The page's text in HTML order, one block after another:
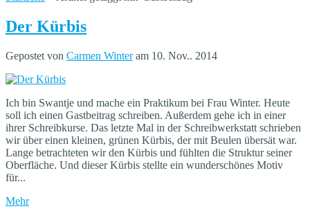
Der Kürbis
Gepostet von Carmen Winteram 10. Nov.. 2014
Ich bin Swantje und mache ein Praktikum bei Frau Winter. Heute
soll ich einen Gastbeitrag schreiben. Außerdem gehe ich in einer
ihrer Schreibkurse. Das letzte Mal in der Schreibwerkstatt schrieben
wir über einen kleinen, grünen Kürbis, der mit Beulen übersät war.
Lange betrachteten wir den Kürbis und fühlten die Struktur seiner
Oberfläche. Und dieser Kürbis stellte ein wunderschönes Motiv
für...
Mehr